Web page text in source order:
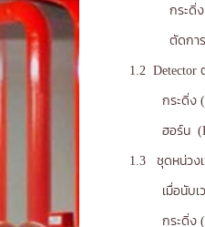
กระดิ่
ตัดกา
1.2 Detector
กระดิ่ง
ฮอร์น
1.3 ชุดหน่วง
เมื่อนับ
กระดิ่ง